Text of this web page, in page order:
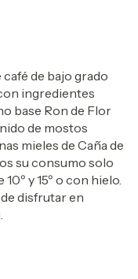
de bajo grado
ingredientes
base Ron de Flor
de mostos
mieles de Caña de
su consumo solo
y 15º o con hielo.
disfrutar en